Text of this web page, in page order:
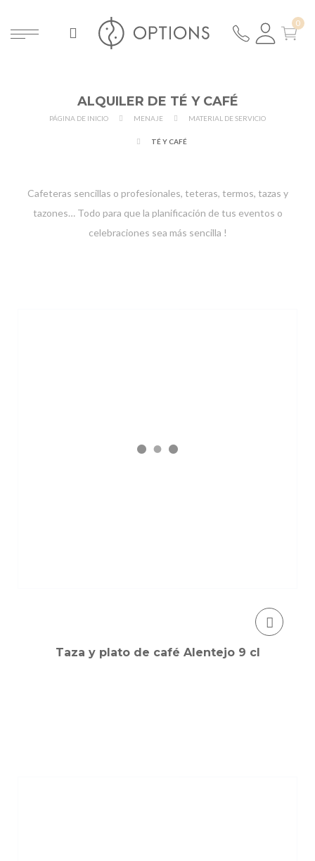
ALQUILER DE TÉ Y CAFÉ
PÁGINA DE INICIO MENAJE MATERIAL DE SERVICIO
TÉ Y CAFÉ
Cafeteras sencillas o profesionales, teteras, termos, tazas y
tazones… Todo para que la planificación de tus eventos o
celebraciones sea más sencilla !
Taza y plato de café Alentejo 9 cl